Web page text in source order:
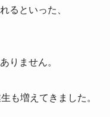
るといった、
りません。
も増えてきました。